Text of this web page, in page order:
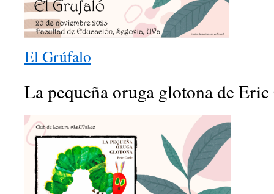
El Grúfalo
La pequeña oruga glotona de Eric